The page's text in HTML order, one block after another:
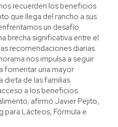
recuerden los beneficios
que llega del rancho a sus
un desafío
brecha significativa entre el
recomendaciones diarias
nos impulsa a seguir
fomentar una mayor
dieta de las familias
a los beneficios
afirmó Javier Pejito,
para Lácteos, Fórmula e